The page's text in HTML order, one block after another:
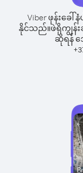
Viber ဖုန်းခေ
နိုင်သည်။ဖဲရိုကျွန်း
ဆိုရန် အ
+